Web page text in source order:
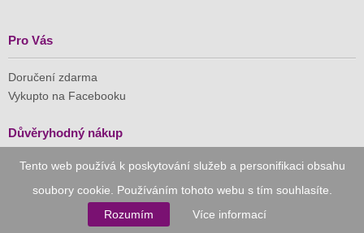
Tento web používá k poskytování služeb a personifikaci obsahu
soubory cookie. Používáním tohoto webu s tím souhlasíte.
Rozumím
Více informací
Pro Vás
Doručení zdarma
Vykupto na Facebooku
Důvěryhodný nákup
Naše společnost je členem Asociace pro elektronickou
komerci (APEK)